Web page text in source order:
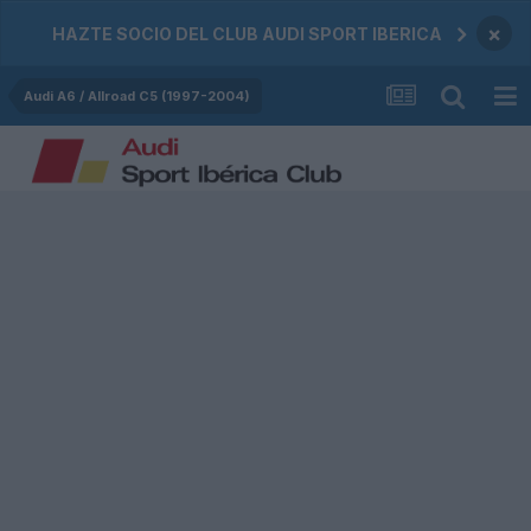
HAZTE SOCIO DEL CLUB AUDI SPORT IBERICA ×
Audi A6 / Allroad C5 (1997-2004)